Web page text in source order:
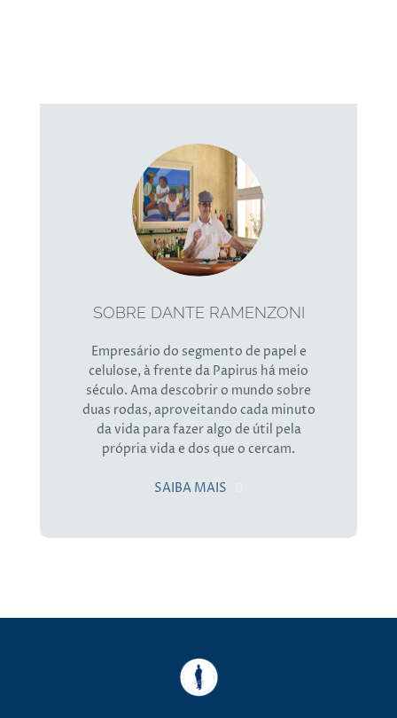
SOBRE DANTE RAMENZONI
Empresário do segmento de papel e
celulose, à frente da Papirus há meio
século. Ama descobrir o mundo sobre
duas rodas, aproveitando cada minuto
da vida para fazer algo de útil pela
própria vida e dos que o cercam.
SAIBA MAIS